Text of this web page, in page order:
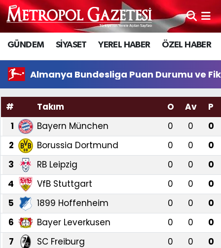
GÜNDEM SİYASET YEREL HABER ÖZEL HABER
Almanya Bundesliga Puan Durumu ve
# Takım O Av
P
1
Bayern München 0 0
0
2
Borussia Dortmund 0 0
0
3
RB Leipzig 0 0
0
4
VfB Stuttgart 0 0
0
5
1899 Hoffenheim 0 0
0
6
Bayer Leverkusen 0 0
0
7
SC Freiburg 0 0
0
Hava Durumu
Trafik Durumu
Süper Lig Puan Durumu ve Fikstür
Tüm Manşetler
Son Dakika Haberleri
Haber Arşivi